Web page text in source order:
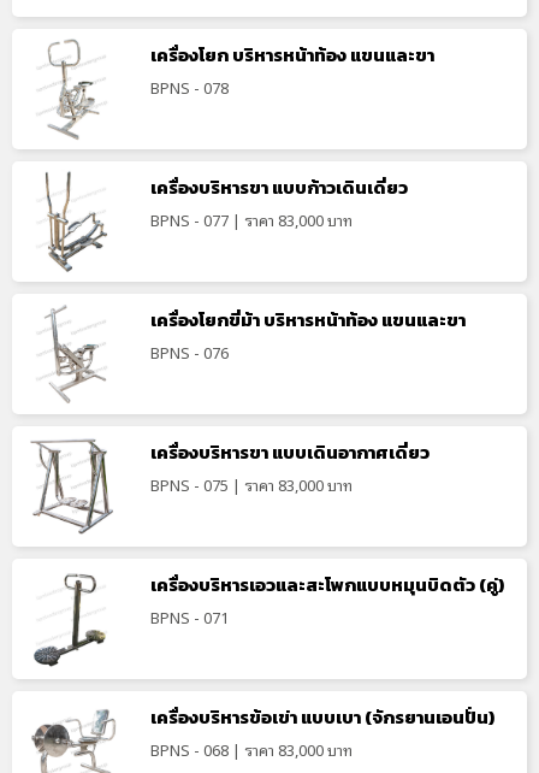
เครื่องโยก บริหารหน้าท้อง แขนและขา
BPNS - 078
เครื่องบริหารขา แบบก้าวเดินเดี่ยว
BPNS - 077 | ราคา 83,000 บาท
เครื่องโยกขี่ม้า บริหารหน้าท้อง แขนและขา
BPNS - 076
เครื่องบริหารขา แบบเดินอากาศเดี่ยว
BPNS - 075 | ราคา 83,000 บาท
เครื่องบริหารเอวและสะโพกแบบหมุนบิดตัว (คู่)
BPNS - 071
เครื่องบริหารข้อเข่า แบบเบา (จักรยานเอนปั่น)
BPNS - 068 | ราคา 83,000 บาท